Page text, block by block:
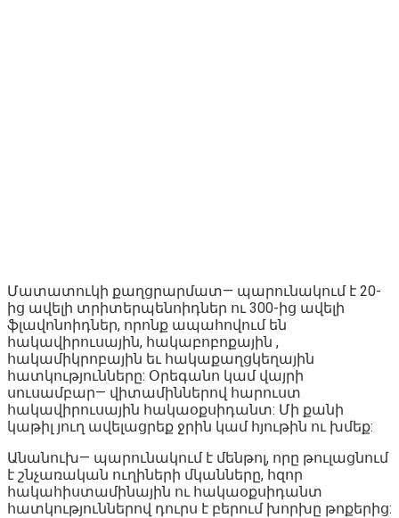
Մատատուկի քաղցրարմատ— պարունակում է 20-
ից ավելի տրիտերպենոիդներ ու 300-ից ավելի
ֆլավոնոիդներ, որոնք ապահովում են
հակավիրուսային, հակաբոբոքային ,
հակամիկրոբային եւ հակաքաղցկեղային
հատկությունները: Օրեգանո կամ վայրի
սուսամբար— վիտամիններով հարուստ
հակավիրուսային հակաօքսիդանտ: Մի քանի
կաթիլ յուղ ավելացրեք ջրին կամ հյութին ու խմեք:
Անանուխ— պարունակում է մենթոլ, որը թուլացնում
է շնչառական ուղիների մկանները, հզոր
հակահիստամինային ու հակաօքսիդանտ
հատկություններով դուրս է բերում խորխը թոքերից: